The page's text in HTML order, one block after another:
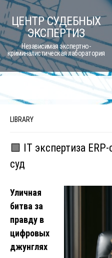
Skip
to
content
ЦЕНТР СУДЕБНЫХ
ЭКСПЕРТИЗ
Независимая экспертно-
криминалистическая лаборатория
LIBRARY
🟩 IT экспертиза
суд
Уличная
битва за
правду в
цифровых
джунглях